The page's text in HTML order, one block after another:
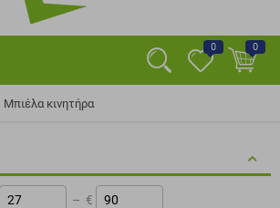
0 0
Μπιέλα κινητήρα
– €